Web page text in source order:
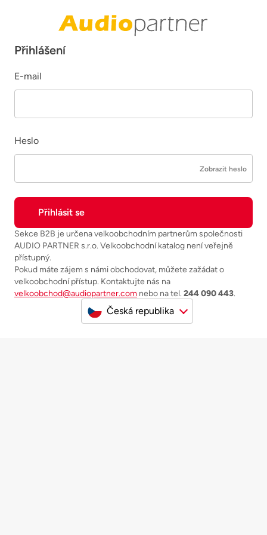
Přihlášení
E-mail
Heslo
Zobrazit heslo
Sekce B2B je určena velkoobchodním partnerům společnosti
AUDIO PARTNER s.r.o. Velkoobchodní katalog není veřejně
přístupný.
Pokud máte zájem s námi obchodovat, můžete zažádat o
velkoobchodní přístup. Kontaktujte nás na
velkoobchod@audiopartner.com nebo na tel. 244 090 443.
Česká republika